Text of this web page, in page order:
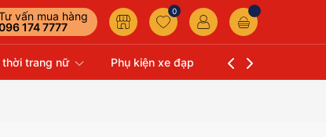
vấn mua hàng
174 7777
0
thời trang nữ Phụ kiện xe đạp Liên hệ